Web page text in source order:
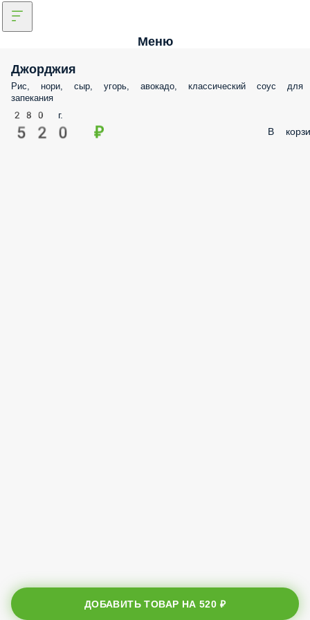
Меню
Джорджия
Рис, нори, сыр, угорь, авокадо, классический соус для
запекания
280 г.
520 ₽ В
ДОБАВИТЬ ТОВАР НА520 ₽